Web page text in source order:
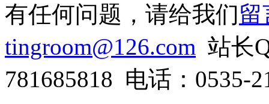
有任何问题，请给我们留
tingroom@126.com 站长
781685818 电话：0535-